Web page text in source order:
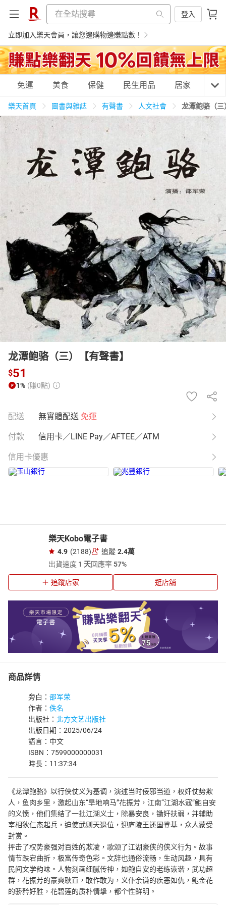
登入
立即加入樂天會員，讓您邊購物邊賺點數！
購物網分類
天天免運 美食蛋糕 養生保健 民生用品
居家生活 3C家電 運動休閒 親子玩具
男裝 化妝保養 情趣用品
日本購物 電子/紙本書
HOT
免運 美食 保健 民生用品 居家 3C
樂天首頁 圖書與雜誌 有聲書 人文社會 龙潭鲍骆（
龙潭鲍骆（三）【有聲書】
$51
1% (賺0點)
配送 無實體配送 免運
付款 信用卡／LINE Pay／AFTEE／ATM
信用卡優惠
樂天Kobo電子書
4.9 (2188) 追蹤 2.4萬
出貨速度 1 天回應率57%
追蹤店家 逛店舖
商品詳情
旁白： 邵军荣
作者： 佚名
出版社： 北方文艺出版社
出版日期：2025/06/24
語言：中文
ISBN：7599000000031
時長：11:37:34
《龙潭鲍骆》以行侠仗义为基调，演述当时佞邪当道，权奸仗势欺
人，鱼肉乡里，激起山东“旱地响马”花振芳，江南“江湖水寇”鲍自安
的义愤，他们集结了一批江湖义士，除暴安良，锄奸扶弱，并辅助
宰相狄仁杰起兵，迫使武则天退位，迎庐陵王还国登基，众人蒙受
封赏。
抨击了权势豪强对百姓的欺凌，歌颂了江湖豪侠的侠义行为。故事
情节跌宕曲折，极富传奇色彩。文辞也通俗流畅，生动风趣，具有
民间文学韵味。人物刻画细腻传神，如鲍自安的老练诙谐，武功超
群，花振芳的豪爽耿直，敢作敢为，义仆余谦的疾恶如仇，鲍金花
的骄矜好胜，花碧莲的质朴情挚，都个性鲜明。